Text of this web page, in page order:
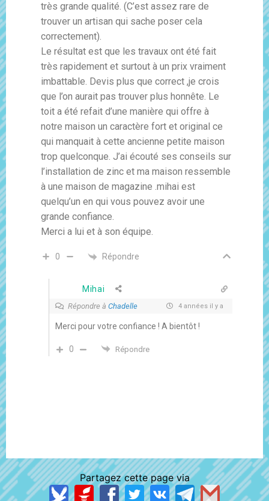
très grande qualité. (C’est assez rare de
trouver un artisan qui sache poser cela
correctement).
Le résultat est que les travaux ont été fait
très rapidement et surtout à un prix vraiment
imbattable. Devis plus que correct ,je crois
que l’on aurait pas trouver plus honnête. Le
toit a été refait d’une manière qui offre à
notre maison un caractère fort et original ce
qui manquait à cette ancienne petite maison
trop quelconque. J’ai écouté ses conseils sur
l’installation de zinc et ma maison ressemble
à une maison de magazine .mihai est
quelqu’un en qui vous pouvez avoir une
grande confiance.
Merci a lui et à son équipe.
0 Répondre
Mihai
Répondre à Chadelle 4 années il y a
Merci pour votre confiance ! A bientôt !
0 Répondre
Partagez cette page via